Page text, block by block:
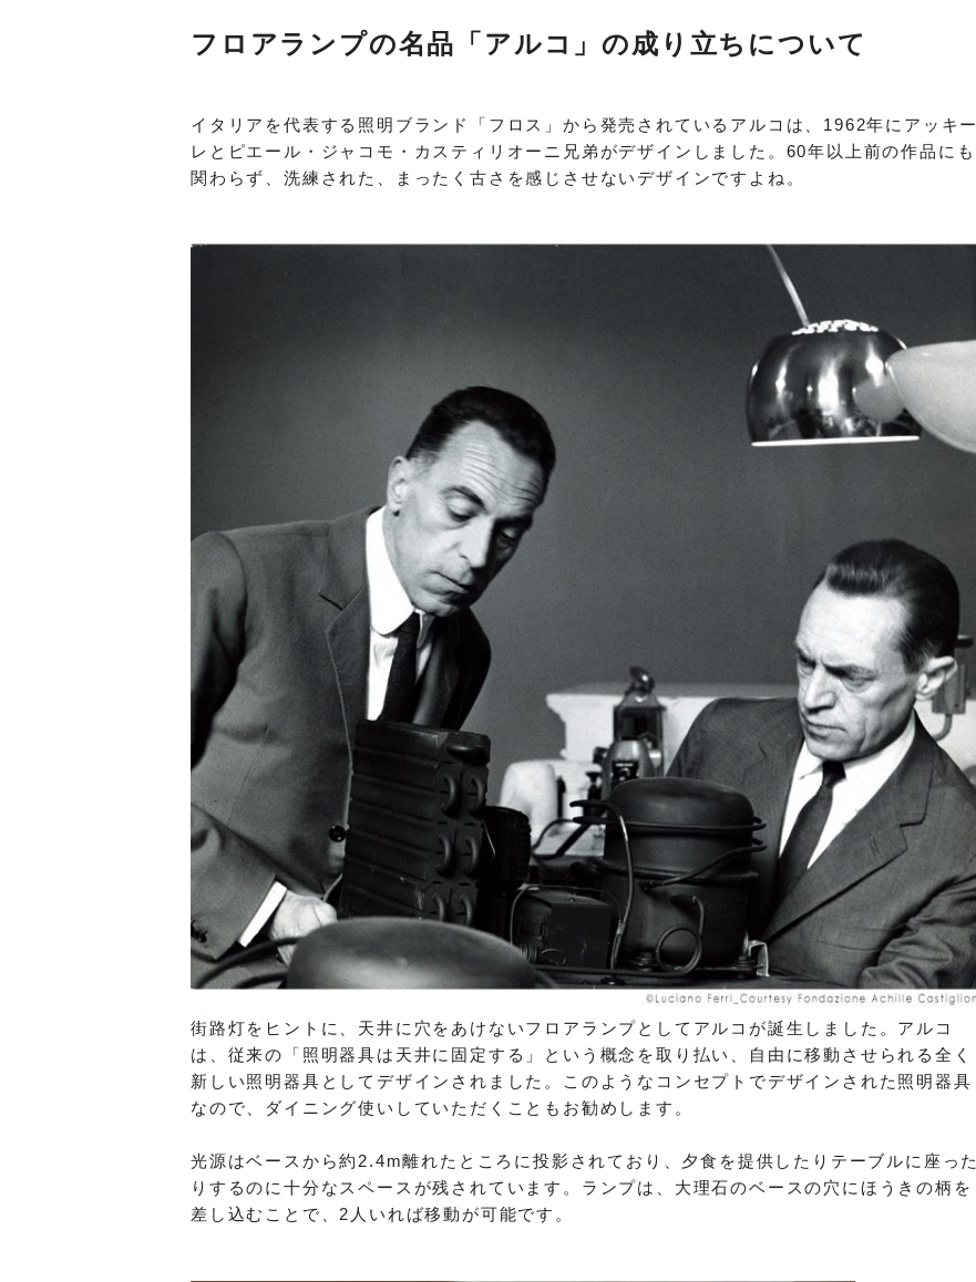
フロアランプの名品「アルコ」の成り立ちについて
イタリアを代表する照明ブランド「フロス」から発売されているアルコは、1962年にアッキー
レとピエール・ジャコモ・カスティリオーニ兄弟がデザインしました。60年以上前の作品にも
関わらず、洗練された、まったく古さを感じさせないデザインですよね。
街路灯をヒントに、天井に穴をあけないフロアランプとしてアルコが誕生しました。アルコ
は、従来の「照明器具は天井に固定する」という概念を取り払い、自由に移動させられる全く
新しい照明器具としてデザインされました。このようなコンセプトでデザインされた照明器具
なので、ダイニング使いしていただくこともお勧めします。
光源はベースから約2.4m離れたところに投影されており、夕食を提供したりテーブルに座った
りするのに十分なスペースが残されています。ランプは、大理石のベースの穴にほうきの柄を
差し込むことで、2人いれば移動が可能です。